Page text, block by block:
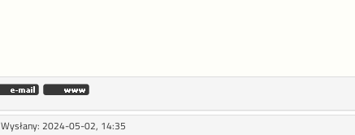
Wysłany: 2024-05-02, 14:35